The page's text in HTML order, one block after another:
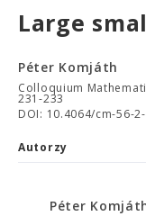
Large
Péter Komjáth
Colloquium
231-233
DOI: 10.4064/cm-56-
Autorzy
Péter